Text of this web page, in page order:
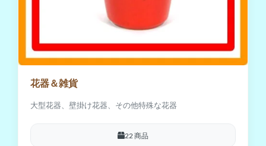
花器＆雑貨
大型花器、壁掛け花器、その他特殊な花器
22 商品